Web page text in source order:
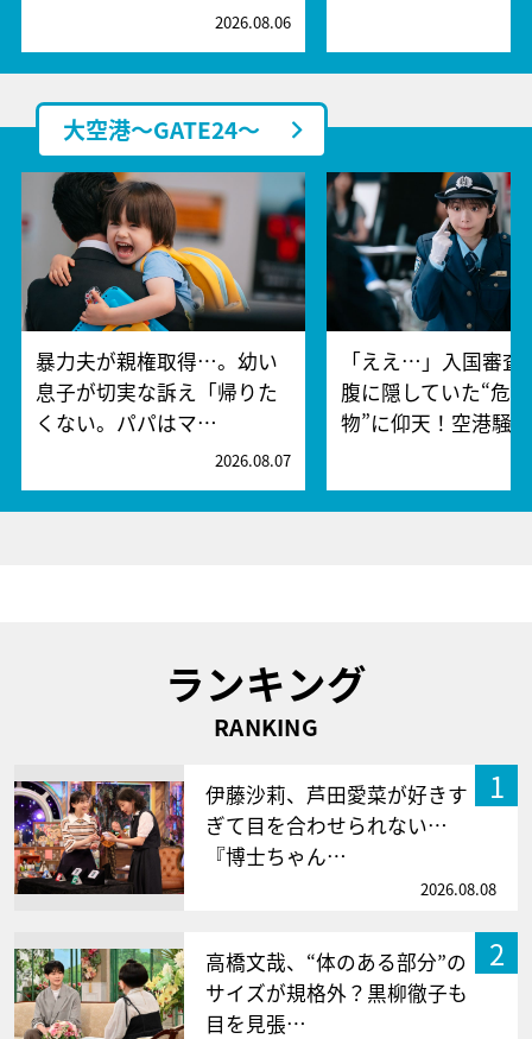
2026.08.06
大空港～GATE24～
暴力夫が親権取得…。幼い
息子が切実な訴え「帰りた
くない。パパはマ…
2026.08.07
「ええ…」入国審査
腹に隠していた“危
物”に仰天！空港騒
ランキング
RANKING
1
伊藤沙莉、芦田愛菜が好きす
ぎて目を合わせられない…
『博士ちゃん…
2026.08.08
2
高橋文哉、“体のある部分”の
サイズが規格外？黒柳徹子も
目を見張…